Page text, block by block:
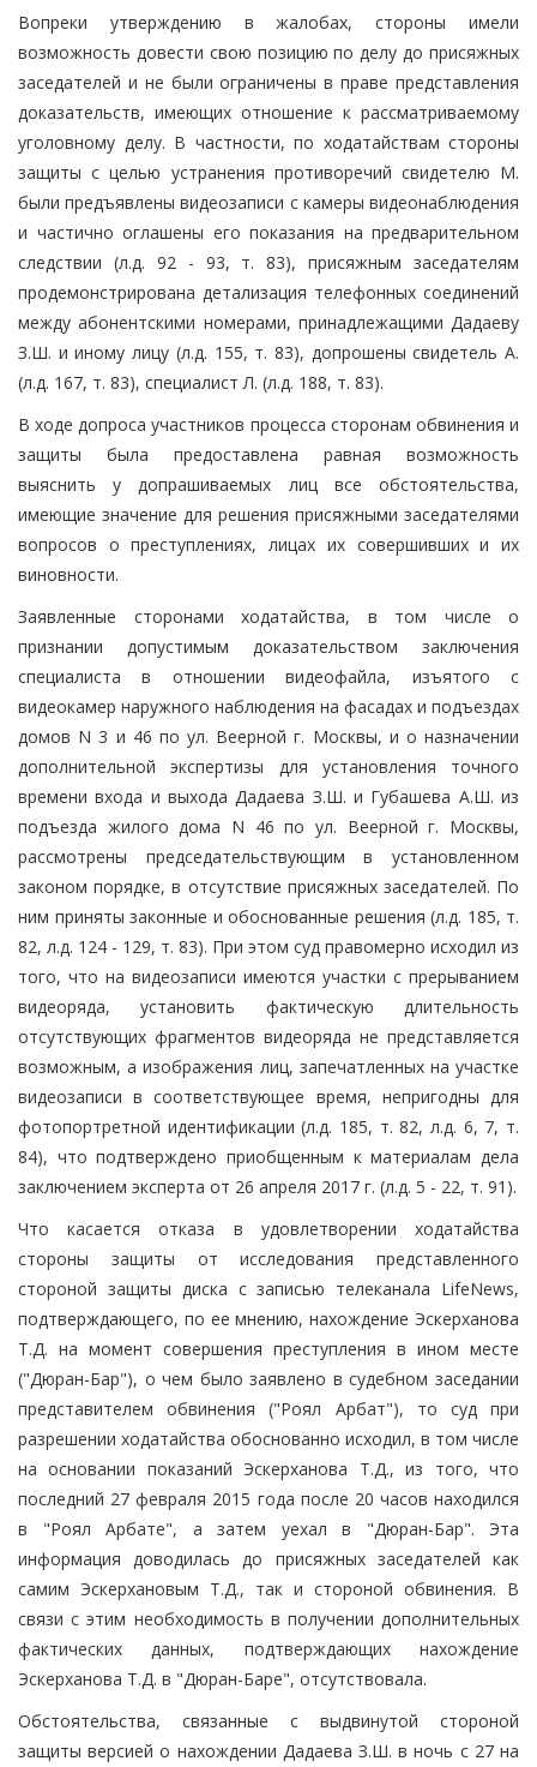
Вопреки утверждению в жалобах, стороны имели
возможность довести свою позицию по делу до присяжных
заседателей и не были ограничены в праве представления
доказательств, имеющих отношение к рассматриваемому
уголовному делу. В частности, по ходатайствам стороны
защиты с целью устранения противоречий свидетелю М.
были предъявлены видеозаписи с камеры видеонаблюдения
и частично оглашены его показания на предварительном
следствии (л.д. 92 - 93, т. 83), присяжным заседателям
продемонстрирована детализация телефонных соединений
между абонентскими номерами, принадлежащими Дадаеву
З.Ш. и иному лицу (л.д. 155, т. 83), допрошены свидетель А.
(л.д. 167, т. 83), специалист Л. (л.д. 188, т. 83).
В ходе допроса участников процесса сторонам обвинения и
защиты была предоставлена равная возможность
выяснить у допрашиваемых лиц все обстоятельства,
имеющие значение для решения присяжными заседателями
вопросов о преступлениях, лицах их совершивших и их
виновности.
Заявленные сторонами ходатайства, в том числе о
признании допустимым доказательством заключения
специалиста в отношении видеофайла, изъятого с
видеокамер наружного наблюдения на фасадах и подъездах
домов N 3 и 46 по ул. Веерной г. Москвы, и о назначении
дополнительной экспертизы для установления точного
времени входа и выхода Дадаева З.Ш. и Губашева А.Ш. из
подъезда жилого дома N 46 по ул. Веерной г. Москвы,
рассмотрены председательствующим в установленном
законом порядке, в отсутствие присяжных заседателей. По
ним приняты законные и обоснованные решения (л.д. 185, т.
82, л.д. 124 - 129, т. 83). При этом суд правомерно исходил из
того, что на видеозаписи имеются участки с прерыванием
видеоряда, установить фактическую длительность
отсутствующих фрагментов видеоряда не представляется
возможным, а изображения лиц, запечатленных на участке
видеозаписи в соответствующее время, непригодны для
фотопортретной идентификации (л.д. 185, т. 82, л.д. 6, 7, т.
84), что подтверждено приобщенным к материалам дела
заключением эксперта от 26 апреля 2017 г. (л.д. 5 - 22, т. 91).
Что касается отказа в удовлетворении ходатайства
стороны защиты от исследования представленного
стороной защиты диска с записью телеканала LifeNews,
подтверждающего, по ее мнению, нахождение Эскерханова
Т.Д. на момент совершения преступления в ином месте
("Дюран-Бар"), о чем было заявлено в судебном заседании
представителем обвинения ("Роял Арбат"), то суд при
разрешении ходатайства обоснованно исходил, в том числе
на основании показаний Эскерханова Т.Д., из того, что
последний 27 февраля 2015 года после 20 часов находился
в "Роял Арбате", а затем уехал в "Дюран-Бар". Эта
информация доводилась до присяжных заседателей как
самим Эскерхановым Т.Д., так и стороной обвинения. В
связи с этим необходимость в получении дополнительных
фактических данных, подтверждающих нахождение
Эскерханова Т.Д. в "Дюран-Баре", отсутствовала.
Обстоятельства, связанные с выдвинутой стороной
защиты версией о нахождении Дадаева З.Ш. в ночь с 27 на